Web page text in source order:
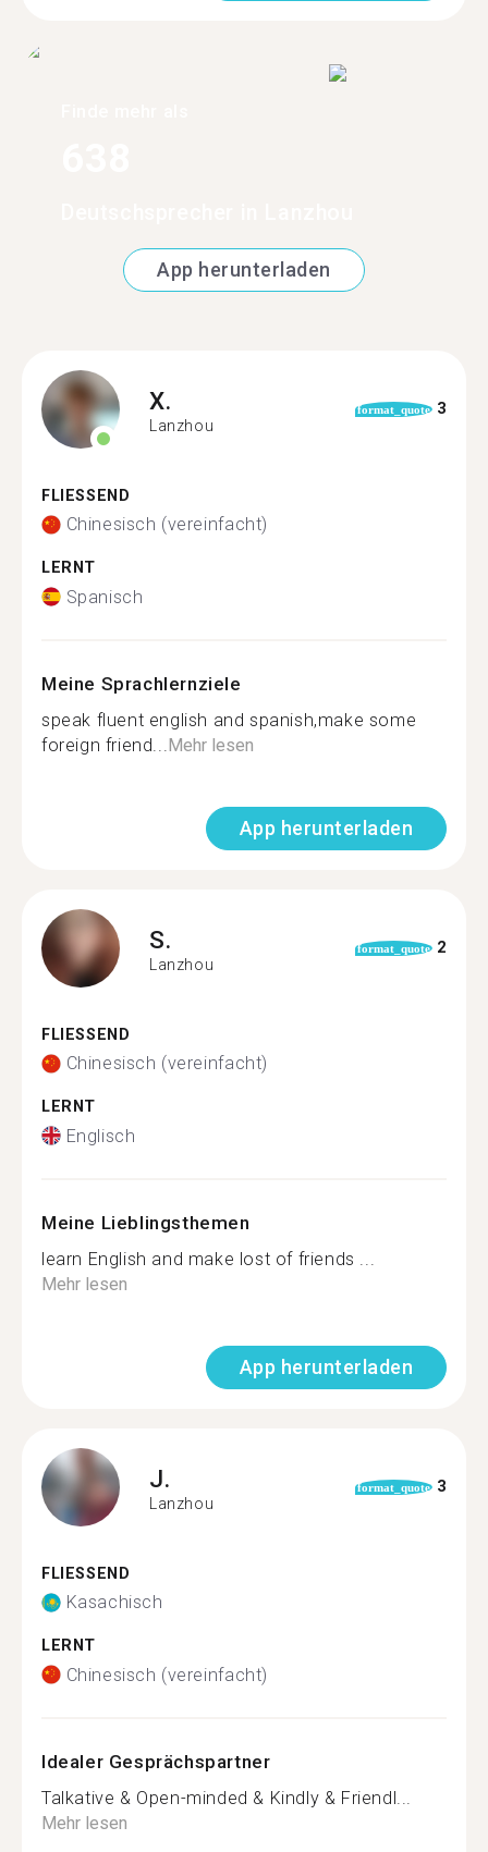
App herunterladen
X.
Lanzhou
format_quote 3
FLIESSEND
Chinesisch (vereinfacht)
LERNT
Spanisch
Meine Sprachlernziele
speak fluent english and spanish,make some
foreign friend... Mehr lesen
App herunterladen
S.
Lanzhou
format_quote 2
FLIESSEND
Chinesisch (vereinfacht)
LERNT
Englisch
Meine Lieblingsthemen
learn English and make lost of friends ...
Mehr lesen
App herunterladen
J.
Lanzhou
format_quote 3
FLIESSEND
Kasachisch
LERNT
Chinesisch (vereinfacht)
Idealer Gesprächspartner
Talkative & Open-minded & Kindly & Friendl...
Mehr lesen